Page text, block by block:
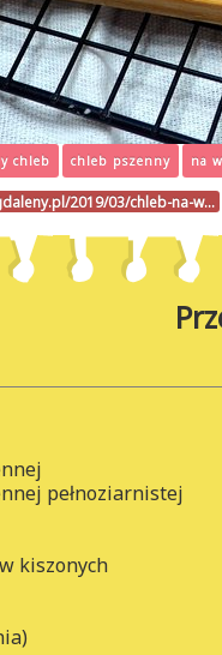
chleb chleb pszenny na
2019/03/chleb-na-w…
pełnoziarnistej
kiszonych